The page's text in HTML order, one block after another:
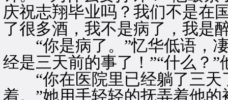
庆祝志翔毕业吗？我们不是在
了很多酒，我不是病了，我是
“你是病了。”忆华低语，凄
经是三天前的事了！”“什么？”
“你在医院里已经躺了三天
着。”她用手轻轻的抚弄着他的